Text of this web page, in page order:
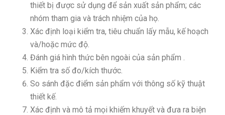
thiết bị được sử dụng để sản xuất sản phẩm; các
nhóm tham gia và trách nhiệm của họ.
Xác định loại kiểm tra, tiêu chuẩn lấy mẫu, kế hoạch
và/hoặc mức độ.
Đánh giá hình thức bên ngoài của sản phẩm .
Kiểm tra số đo/kích thước.
So sánh đặc điểm sản phẩm với thông số kỹ thuật
thiết kế.
Xác định và mô tả mọi khiếm khuyết và đưa ra biện